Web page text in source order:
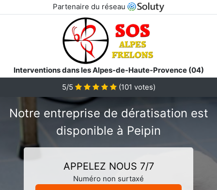
Partenaire du réseau
Interventions dans les Alpes-de-Haute-Provence (04)
5/5
(101 votes)
Notre entreprise de dératisation est
disponible à Peipin
APPELEZ NOUS 7/7
Numéro non surtaxé